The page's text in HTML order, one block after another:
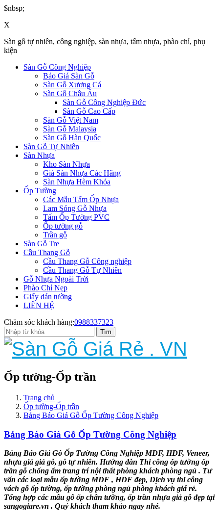
$nbsp;
X
Sàn gỗ tự nhiên, công nghiệp, sàn nhựa, tấm nhựa, phào chỉ, phụ
kiện
Sàn Gỗ Công Nghiệp
Báo Giá Sàn Gỗ
Sàn Gỗ Xương Cá
Sàn Gỗ Châu Âu
Sàn Gỗ Công Nghiệp Đức
Sàn Gỗ Cao Cấp
Sàn Gỗ Việt Nam
Sàn Gỗ Malaysia
Sàn Gỗ Hàn Quốc
Sàn Gỗ Tự Nhiên
Sàn Nhựa
Kho Sàn Nhựa
Giá Sàn Nhựa Các Hãng
Sàn Nhựa Hèm Khóa
Ốp Tường
Các Mẫu Tấm Ốp Nhựa
Lam Sóng Gỗ Nhựa
Tấm Ốp Tường PVC
Ốp tường gỗ
Trần gỗ
Sàn Gỗ Tre
Cầu Thang Gỗ
Cầu Thang Gỗ Công nghiệp
Cầu Thang Gỗ Tự Nhiên
Gỗ Nhựa Ngoài Trời
Phào Chỉ Nẹp
Giấy dán tường
LIÊN HỆ
Chăm sóc khách hàng:0988337323
Ốp tường-Ốp trần
Trang chủ
Ốp tường-Ốp trần
Bảng Báo Giá Gỗ Ốp Tường Công Nghiệp
Bảng Báo Giá Gỗ Ốp Tường Công Nghiệp
Bảng Báo Giá Gỗ Ốp Tường Công Nghiệp MDF, HDF, Veneer,
nhựa giả giả gỗ, gỗ tự nhiên. Hướng dẫn Thi công ốp tường ốp
trần gỗ chống ẩm trang trí nội thất phòng khách phòng ngủ . Tư
vấn các loại mẫu ốp tường MDF , HDF đẹp, Dịch vụ thi công
vách gỗ ốp tường, ốp tường phòng ngủ phòng khách giá rẻ.
Tổng hợp các mẫu gỗ ốp chân tường, ốp trần nhựa giả gỗ đẹp tại
sangogiare.vn . Quý khách tham khảo ngay nhé.